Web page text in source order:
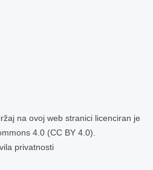
na ovoj web stranici licenciran je
4.0 (CC BY 4.0).
privatnosti